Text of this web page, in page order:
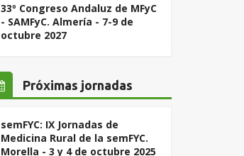
33º Congreso Andaluz de MFyC
- SAMFyC. Almería - 7-9 de
octubre 2027
Próximas jornadas
semFYC: IX Jornadas de
Medicina Rural de la semFYC.
Morella - 3 y 4 de octubre 2025